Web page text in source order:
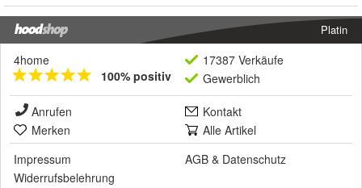
Platin
4home
100% positiv
17387 Verkäufe
Gewerblich
Anrufen
Kontakt
Merken
Alle Artikel
Impressum
AGB & Datenschutz
Widerrufsbelehrung